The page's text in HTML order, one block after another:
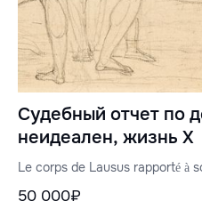
Судебный отчет по
неидеален, жизнь X
Le corps de Lausus rapporté à
50 000₽